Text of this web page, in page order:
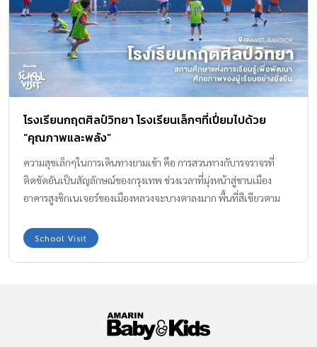
ฝรั่ง แต่คงอัตลักษณ์ความเป็นไทย นั่นเป็นเป้าหมายของทางโรงเรียน”
คุณปอนด์เสริม ในโลกที่เปลี่ยนแปลงอย่างรวดเร็ว โรงเรียนจำเป็นต้อง
ปรับวิธีการสอนมากขึ้นเพื่อให้แน่ใจว่าเด็กๆ จะพร้อมสำหรับความ
ท้าทายในอนาคต การเรียนรู้ท่องจำแบบดั้งเดิมซึ่งเด็กๆ เป็นผู้รับข้อมูล
ทางเดียวนั้นไม่เพียงพออีกต่อไป ประสบการณ์ต่างหากสามารถที่จะ
เชื่อมโยงกับความจริงและวิชาต่างๆ จนกลายมาเป็นการเรียนแนวใหม่ที่
ให้เด็กๆมีส่วนร่วมพร้อมทั้งสร้างแรงบันดาลใจให้เด็กๆ ในแบบที่การ
ศึกษาแบบดั้งเดิมทำไม่ได้ เราเรียกปรากฏการณ์นั้นว่า “Phenomenon
Based Learning” Academic with Phenomenon Based Learning
ไฮไลท์ของ […]
โรงเรียนกฤตศิลป์วิทยา โรงเรียนเล็กๆที่เปี่ยมไปด้วย
“คุณภาพและพลัง”
ความสุขเล็กๆในการเดินทางยามเช้า คือ การสวนทางกับารจราจรที่
ติดขัดอันเป็นสัญลักษณ์ของกรุงเทพ ช่วงเวลาที่มุ่งหน้าสู่ชานเมือง
อาคารสูงซิกเนเจอร์ของเมืองหลวงจะบางตาลงมาก พื้นที่สีเขียวตาม
แออัด เสียงใบไม้ไหวตามแรงลมและเสียงนกร้องอันสดใสได้ยินชัดเจน
ในยามเช้า แม้จะไม่เงียบสงัดแต่รู้สึกถึงความสงบสดชื่น เป็นเวลาเช้าที่
จากจิตวิญญาณครู ในปี พ.ศ. 2502 โดย อาจารย์ปราณี ไบรนางกูร จาก
ที่ดินเช่าย่านเอกมัย สู่โรงเรียนริมถนน ย่านอ่อนนุช-ลาดกระบัง จน
School Visit